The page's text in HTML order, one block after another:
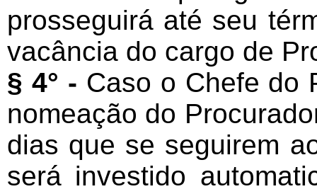
prosseguirá até seu
vacância do cargo de
§ 4° - Caso o Chefe do
nomeação do
dias que se seguirem
será investido